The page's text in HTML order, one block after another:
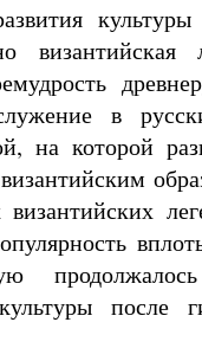
византийская
в
на которой
после